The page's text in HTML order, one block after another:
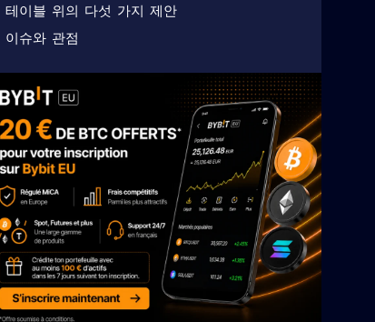
테이블 위의 다섯 가지 제안
이슈와 관점